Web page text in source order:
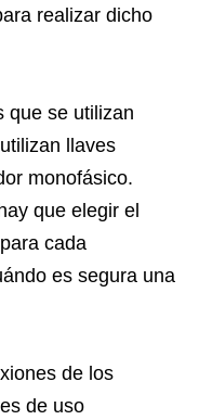
realizar dicho
que se utilizan
llaves
monofásico.
que elegir el
cada
es segura una
de los
de uso